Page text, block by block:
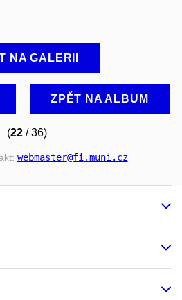
NA GALERII
ZPĚT NA ALBUM
(22 / 36)
webmaster@fi.muni.cz